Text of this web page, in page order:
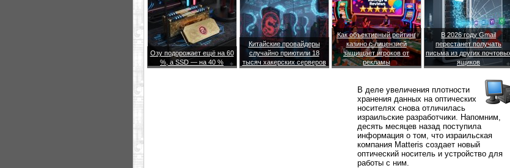
Озу подорожает ещё на 60
%, а SSD — на 40 %
Китайские провайдеры
случайно приютили 18
тысяч хакерских серверов
Как объективный рейтинг
казино с лицензией
защищает игроков от
рекламы
В 2026 году Gmail
перестанет получать
письма из других
ящиков
В деле увеличения плотности
хранения данных на оптических
носителях снова отличилась
израильские разработчики. Напомним,
десять месяцев назад поступила
информация о том, что израильская
компания Matteris создает новый
оптический носитель и устройство для
работы с ним.